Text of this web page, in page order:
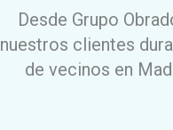
Desde Grupo
nuestros clientes
de vecinos en